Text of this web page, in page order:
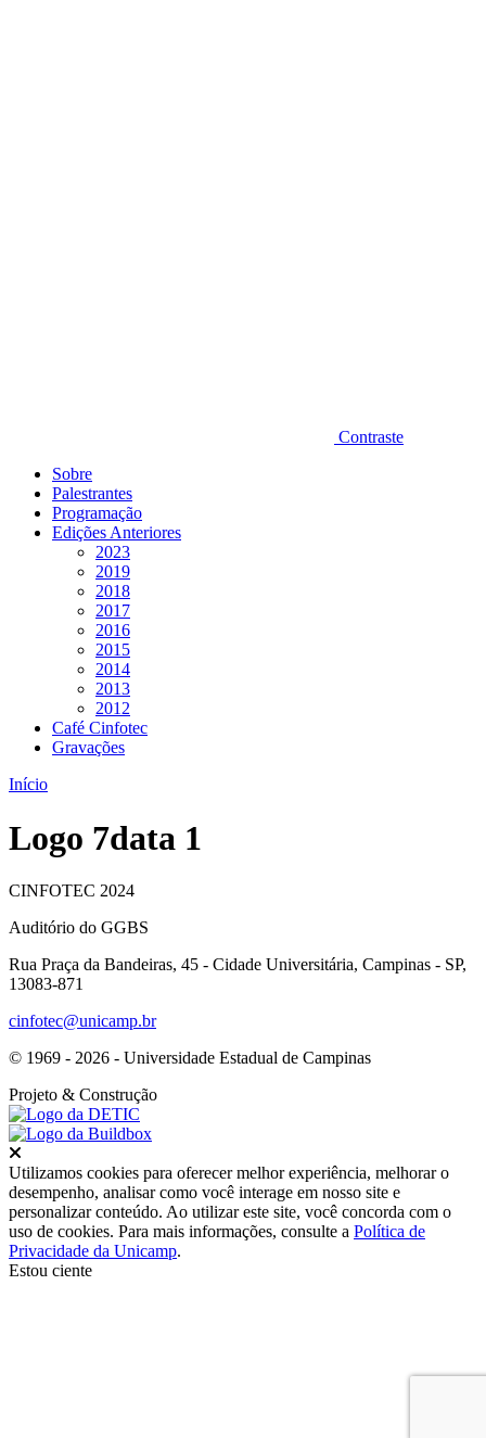
Contraste
Sobre
Palestrantes
Programação
Edições Anteriores
2023
2019
2018
2017
2016
2015
2014
2013
2012
Café Cinfotec
Gravações
Início
Logo 7data 1
CINFOTEC 2024
Auditório do GGBS
Rua Praça da Bandeiras, 45 - Cidade Universitária, Campinas - SP,
13083-871
cinfotec@unicamp.br
© 1969 - 2026 - Universidade Estadual de Campinas
Projeto & Construção
Utilizamos cookies para oferecer melhor experiência, melhorar o
desempenho, analisar como você interage em nosso site e
personalizar conteúdo. Ao utilizar este site, você concorda com o
uso de cookies. Para mais informações, consulte a Política de
Privacidade da Unicamp.
Estou ciente